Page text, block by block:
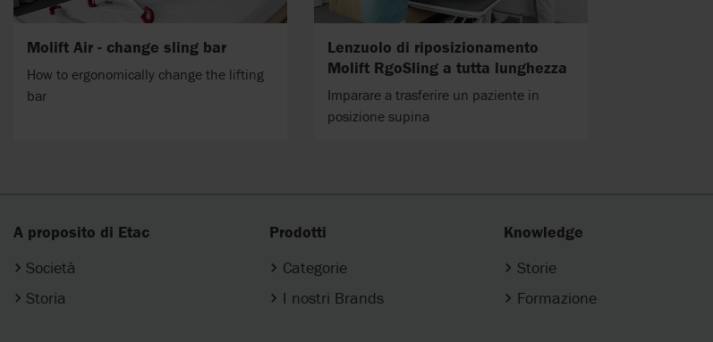
Molift Air - change sling bar
How to ergonomically change the lifting
bar
Lenzuolo di riposizionamento
Molift RgoSling a tutta lunghezza
Imparare a trasferire un paziente in
posizione supina
A proposito di Etac
Società
Storia
Prodotti
Categorie
I nostri Brands
Knowledge
Storie
Formazione